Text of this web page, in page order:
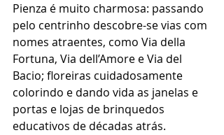
Pienza é muito charmosa: passando
pelo centrinho descobre-se vias com
nomes atraentes, como Via della
Fortuna, Via dell’Amore e Via del
Bacio; floreiras cuidadosamente
colorindo e dando vida as janelas e
portas e lojas de brinquedos
educativos de décadas atrás.